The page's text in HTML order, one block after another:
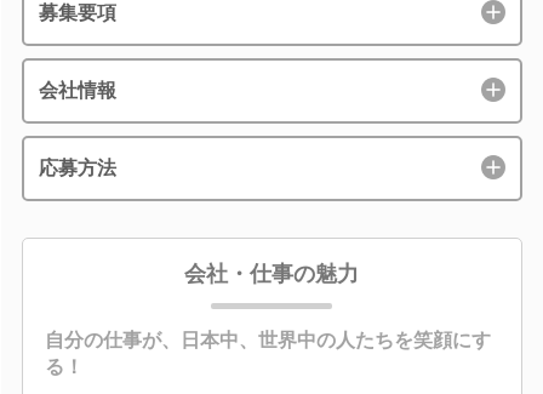
募集要項
会社情報
応募方法
会社・仕事の魅力
自分の仕事が、日本中、世界中の人たちを笑顔にす
る！